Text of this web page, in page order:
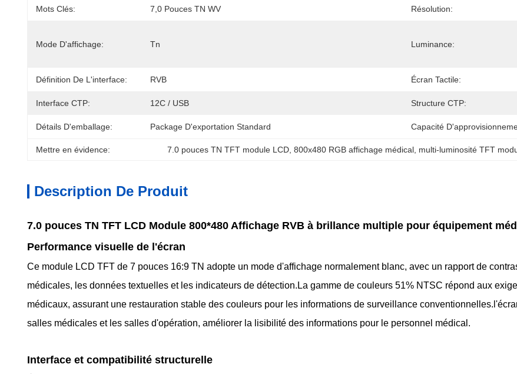
Mots Clés: 7,0 Pouces TN WV Résolution:
Mode D'affichage: Tn Luminance:
Définition De L'interface: RVB Écran Tactile:
Interface CTP: 12C / USB Structure CTP:
Détails D'emballage: Package D'exportation Standard Capacité
Mettre en évidence: 7.0 pouces TN TFT module LCD , 800x480 RGB affichage médical multi-luminosité TFT
Description De Produit
7.0 pouces TN TFT LCD Module 800*480 Affichage RVB à brillance multiple pour équipement
Performance visuelle de l'écran
Ce module LCD TFT de 7 pouces 16:9 TN adopte un mode d'affichage normalement blanc, avec un rapport de
médicales, les données textuelles et les indicateurs de détection.La gamme de couleurs 51% NTSC répond aux
médicaux, assurant une restauration stable des couleurs pour les informations de surveillance
salles médicales et les salles d'opération, améliorer la lisibilité des informations pour le personnel médical.
Interface et compatibilité structurelle